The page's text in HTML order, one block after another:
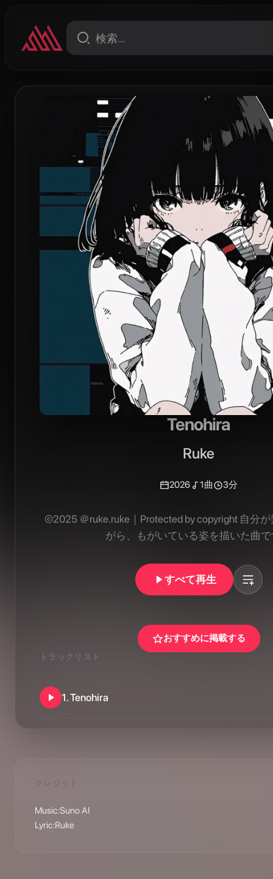
Version
Tenohira
Ruke
2026 1曲 3分
©2025 ＠ruke.ruke｜Protected by copyright 自分
がら、もがいている姿を描いた曲
すべて再生
おすすめに掲載する
トラックリスト
1.Tenohira
クレジット
Music:Suno AI
Lyric:Ruke